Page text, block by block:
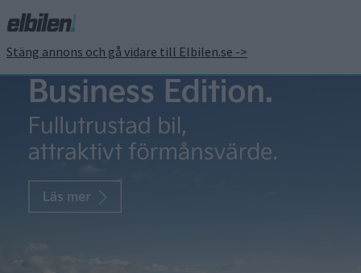
Stäng annons och gå vidare till Elbilen.se ->